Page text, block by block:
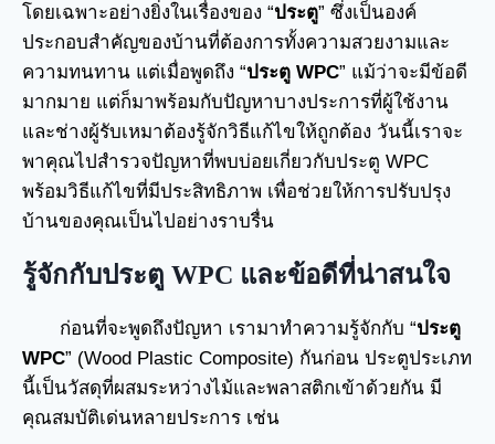
โดยเฉพาะอย่างยิ่งในเรื่องของ “ประตู” ซึ่งเป็นองค์
ประกอบสำคัญของบ้านที่ต้องการทั้งความสวยงามและ
ความทนทาน แต่เมื่อพูดถึง “ประตู WPC” แม้ว่าจะมีข้อดี
มากมาย แต่ก็มาพร้อมกับปัญหาบางประการที่ผู้ใช้งาน
และช่างผู้รับเหมาต้องรู้จักวิธีแก้ไขให้ถูกต้อง วันนี้เราจะ
พาคุณไปสำรวจปัญหาที่พบบ่อยเกี่ยวกับประตู WPC
พร้อมวิธีแก้ไขที่มีประสิทธิภาพ เพื่อช่วยให้การปรับปรุง
บ้านของคุณเป็นไปอย่างราบรื่น
รู้จักกับประตู WPC และข้อดีที่น่าสนใจ
ก่อนที่จะพูดถึงปัญหา เรามาทำความรู้จักกับ “ประตู
WPC” (Wood Plastic Composite) กันก่อน ประตูประเภท
นี้เป็นวัสดุที่ผสมระหว่างไม้และพลาสติกเข้าด้วยกัน มี
คุณสมบัติเด่นหลายประการ เช่น